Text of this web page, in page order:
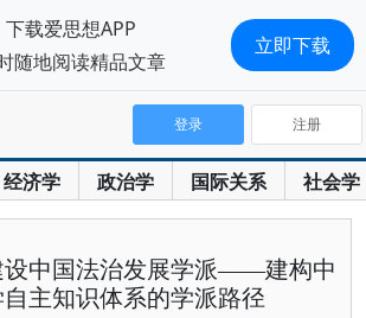
经济学 政治学 国际关系 社会学
登录 注册
设中国法治发展学派——建构中
自主知识体系的学派路径
下载爱思想APP
随地阅读精品文章
立即下载